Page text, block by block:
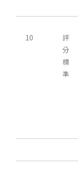
10
評
分
標
準